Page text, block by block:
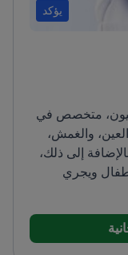
يؤكد
متخصص في
والغمش،
إلى ذلك،
ويجري
تدريب وأبحاث
الطبية